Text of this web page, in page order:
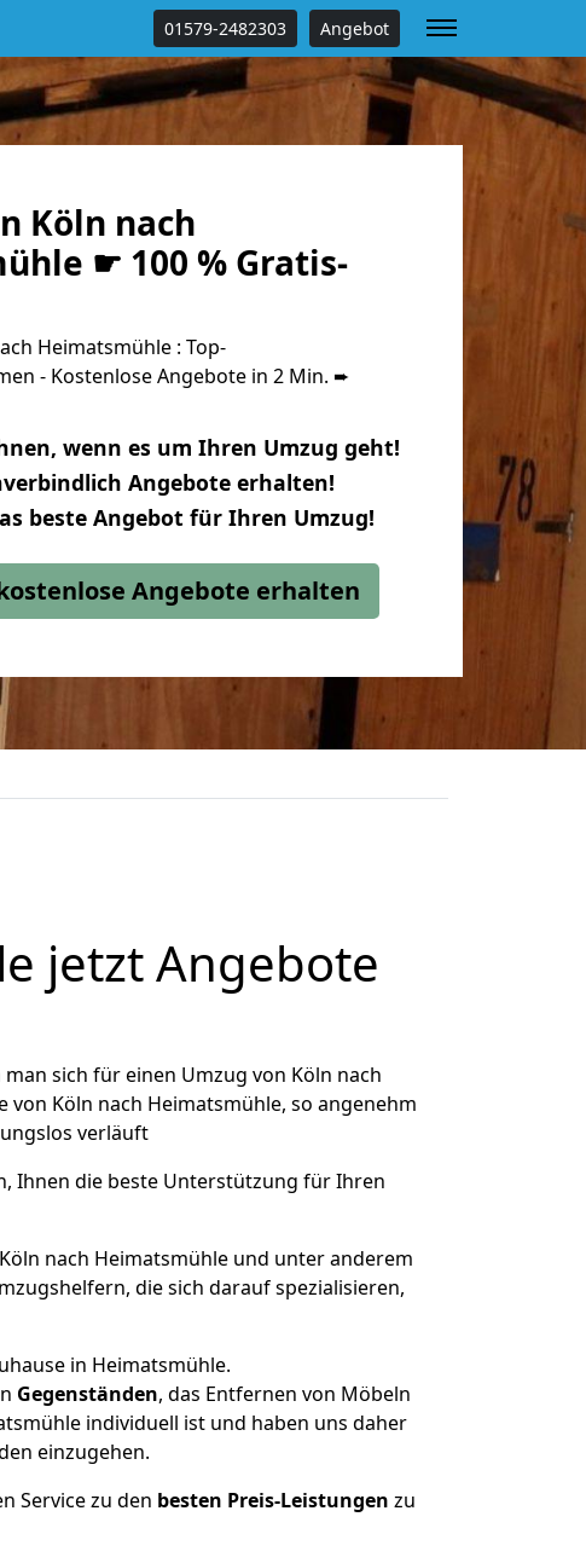
01579-2482303 Angebot
Köln nach
☛ 100 % Gratis-
Heimatsmühle : Top-
- Kostenlose Angebote in 2 Min. ➨
wenn es um Ihren Umzug geht!
Angebote erhalten!
beste Angebot für Ihren Umzug!
Angebote erhalten
jetzt Angebote
sich für einen Umzug von Köln nach
Köln nach Heimatsmühle, so angenehm
verläuft
Ihnen die beste Unterstützung für Ihren
nach Heimatsmühle und unter anderem
die sich darauf spezialisieren,
in Heimatsmühle.
Gegenständen, das Entfernen von Möbeln
individuell ist und haben uns daher
einzugehen.
Service zu den besten Preis-Leistungen zu